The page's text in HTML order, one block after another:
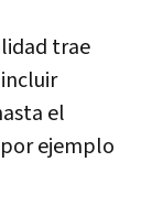
trae
el
ejemplo